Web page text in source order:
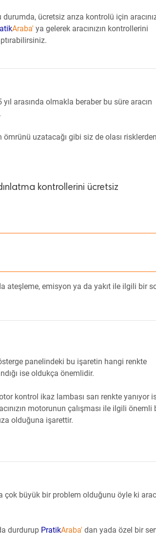
durumda, ücretsiz arıza kontrolü için
Araba' ya gelerek aracınızın kontrollerini
arasında olmakla beraber bu süre aracın
uzatacağı gibi siz de olası
kontrollerini ücretsiz
ateşleme, emisyon ya da yakıt ile ilgili bir
panelindeki bu işaretin hangi renkte
ise oldukça önemlidir.
kontrol ikaz lambası sarı renkte yanıyor
motorunun çalışması ile ilgili önemli
olduğuna işarettir.
çok büyük bir problem olduğunu öyle ki
durdurup PratikAraba' dan yada özel bir